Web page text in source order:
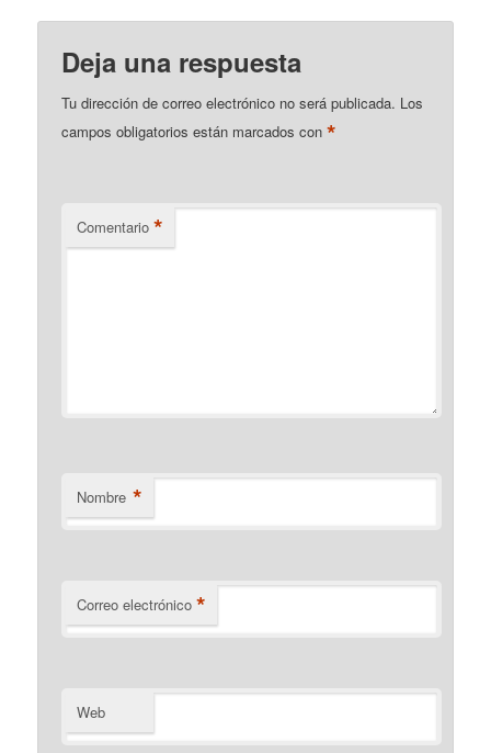
Deja una respuesta
Tu dirección de correo electrónico no será publicada. Los
campos obligatorios están marcados con*
Comentario *
Nombre *
Correo electrónico *
Web